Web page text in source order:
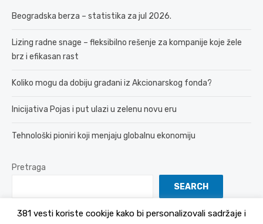
Beogradska berza – statistika za jul 2026.
Lizing radne snage – fleksibilno rešenje za kompanije koje žele
brz i efikasan rast
Koliko mogu da dobiju građani iz Akcionarskog fonda?
Inicijativa Pojas i put ulazi u zelenu novu eru
Tehnološki pioniri koji menjaju globalnu ekonomiju
Pretraga
SEARCH
381 vesti koriste cookije kako bi personalizovali sadržaje i